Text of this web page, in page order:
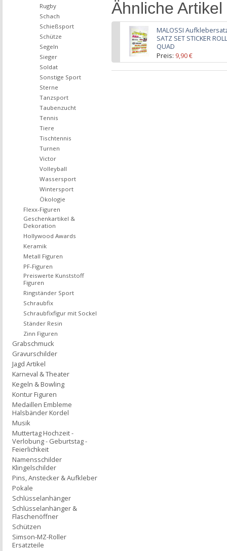
Ähnliche Artikel
MALOSSI
SATZ SET STICKER
QUAD
Preis: 9,90 €
inkl. 19% USt., zzgl.
Rugby
Schach
Schießsport
Schütze
Segeln
Sieger
Soldat
Sonstige Sport
Sterne
Tanzsport
Taubenzucht
Tennis
Tiere
Tischtennis
Turnen
Victor
Volleyball
Wassersport
Wintersport
Ökologie
Flexx-Figuren
Geschenkartikel &
Dekoration
Hollywood Awards
Keramik
Metall Figuren
PF-Figuren
Preiswerte Kunststoff
Figuren
Ringständer Sport
Schraubfix
Schraubfixfigur mit Sockel
Ständer Resin
Zinn Figuren
Grabschmuck
Gravurschilder
Jagd Artikel
Karneval & Theater
Kegeln & Bowling
Kontur Figuren
Medaillen Embleme
Halsbänder Kordel
Musik
Muttertag Hochzeit -
Verlobung - Geburtstag -
Feierlichkeit
Namensschilder
Klingelschilder
Pins, Anstecker & Aufkleber
Pokale
Schlüsselanhänger
Schlüsselanhänger &
Flaschenöffner
Schützen
Simson-MZ-Roller
Ersatzteile